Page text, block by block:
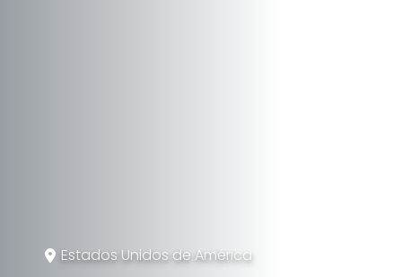
Estados Unidos de América